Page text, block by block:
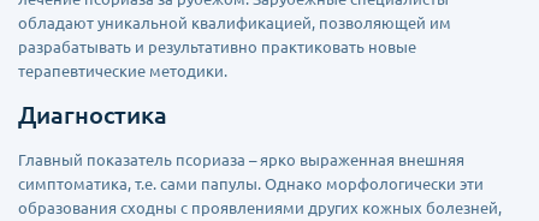
обладают уникальной квалификацией, позволяющей им
разрабатывать и результативно практиковать новые
терапевтические методики.
Диагностика
Главный показатель псориаза – ярко выраженная внешняя
симптоматика, т.е. сами папулы. Однако морфологически эти
образования сходны с проявлениями других кожных болезней,